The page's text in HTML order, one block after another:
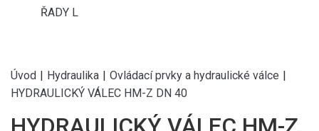
ŘADY L
Úvod | Hydraulika | Ovládací prvky a hydraulické válce |
HYDRAULICKÝ VÁLEC HM-Z DN 40